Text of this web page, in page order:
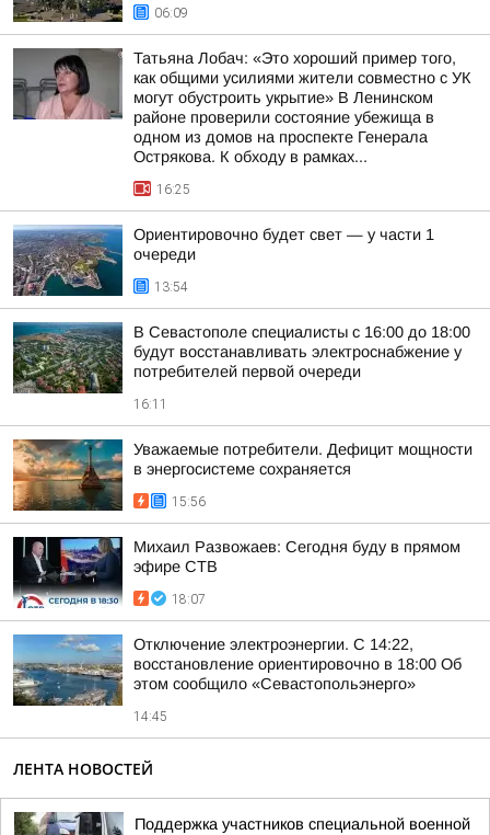
06:09
Татьяна Лобач: «Это хороший пример того,
как общими усилиями жители совместно с УК
могут обустроить укрытие» В Ленинском
районе проверили состояние убежища в
одном из домов на проспекте Генерала
Острякова. К обходу в рамках...
16:25
Ориентировочно будет свет — у части 1
очереди
13:54
В Севастополе специалисты с 16:00 до 18:00
будут восстанавливать электроснабжение у
потребителей первой очереди
16:11
Уважаемые потребители. Дефицит мощности
в энергосистеме сохраняется
15:56
Михаил Развожаев: Сегодня буду в прямом
эфире СТВ
18:07
Отключение электроэнергии. С 14:22,
восстановление ориентировочно в 18:00 Об
этом сообщило «Севастопольэнерго»
14:45
ЛЕНТА НОВОСТЕЙ
Поддержка участников специальной военной